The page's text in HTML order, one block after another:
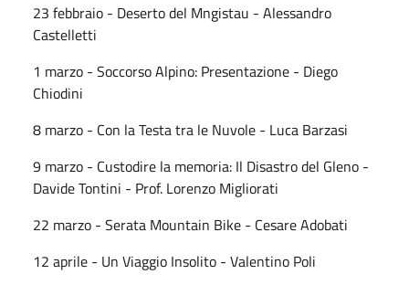
23 febbraio - Deserto del Mngistau - Alessandro
Castelletti
1 marzo - Soccorso Alpino: Presentazione - Diego
Chiodini
8 marzo - Con la Testa tra le Nuvole - Luca Barzasi
9 marzo - Custodire la memoria: Il Disastro del Gleno -
Davide Tontini - Prof. Lorenzo Migliorati
22 marzo - Serata Mountain Bike - Cesare Adobati
12 aprile - Un Viaggio Insolito - Valentino Poli